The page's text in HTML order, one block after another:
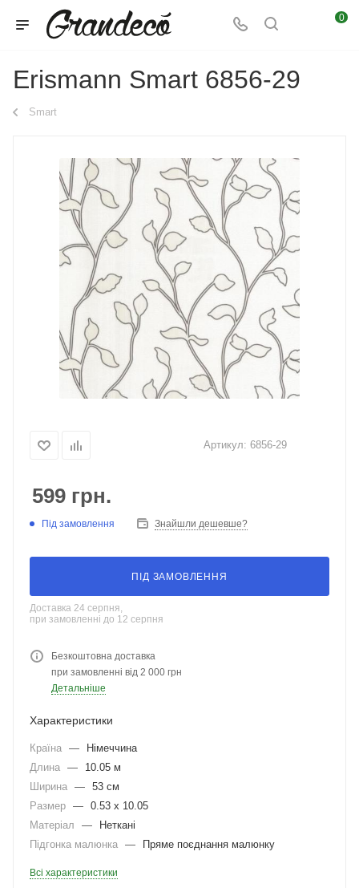
0
Erismann Smart 6856-29
Smart
Артикул: 6856-29
599 грн.
Під замовлення Знайшли дешевше?
ПІД ЗАМОВЛЕННЯ
Доставка 24 серпня,
при замовленні до 12 серпня
Безкоштовна доставка
при замовленні від 2 000 грн
Детальніше
Характеристики
Країна —
Німеччина
Длина —
10.05 м
Ширина — 53 см
Размер — 0.53 x 10.05
Матеріал
—
Неткані
Підгонка малюнка — Пряме поєднання малюнку
Всі характеристики